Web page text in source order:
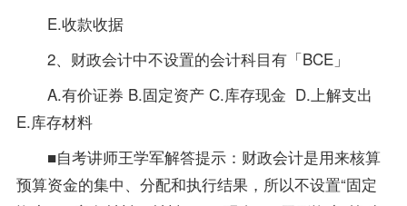
E.收款收据
2、财政会计中不设置的会计科目有「BCE」
A.有价证券 B.固定资产 C.库存现金 D.上解支出
E.库存材料
■自考讲师王学军解答提示：财政会计是用来核算
预算资金的集中、分配和执行结果，所以不设置“固定